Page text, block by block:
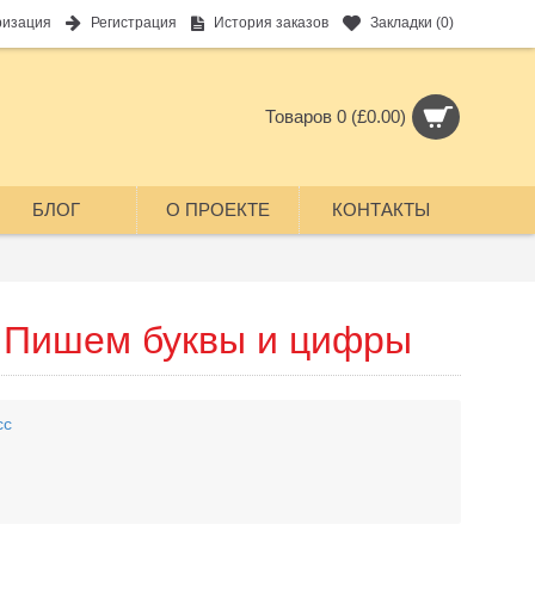
Регистрация История заказов Закладки (0)
Товаров 0 (£0.00)
БЛОГ О ПРОЕКТЕ КОНТАКТЫ
Пишем буквы и цифры